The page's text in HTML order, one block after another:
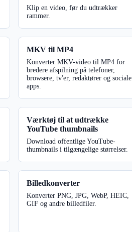
Klip en video, før du udtrækker
rammer.
MKV til MP4
Konverter MKV-video til MP4 for
bredere afspilning på telefoner,
browsere, tv'er, redaktører og sociale
apps.
Værktøj til at udtrække
YouTube thumbnails
Download offentlige YouTube-
thumbnails i tilgængelige størrelser.
Billedkonverter
Konverter PNG, JPG, WebP, HEIC,
GIF og andre billedfiler.